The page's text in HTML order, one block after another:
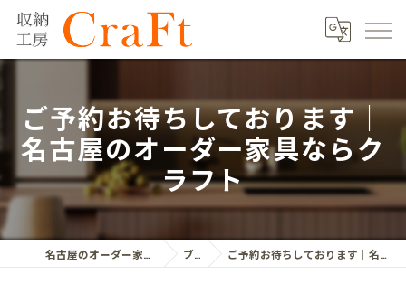
ご予約お待ちしております｜
名古屋のオーダー家具ならク
ラフト
名古屋のオーダー家具ならクラフト株式会社 ブログ ご予約お待ちしております｜名古屋のオーダー家具ならクラフト